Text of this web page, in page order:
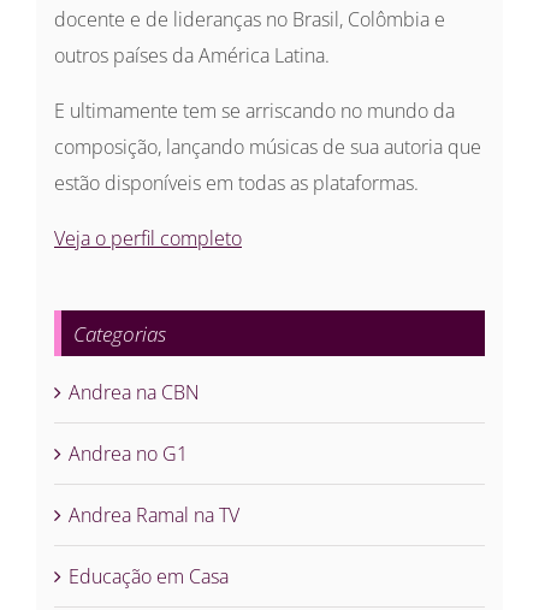
docente e de lideranças no Brasil, Colômbia e
outros países da América Latina.
E ultimamente tem se arriscando no mundo da
composição, lançando músicas de sua autoria que
estão disponíveis em todas as plataformas.
Veja o perfil completo
Categorias
Andrea na CBN
Andrea no G1
Andrea Ramal na TV
Educação em Casa